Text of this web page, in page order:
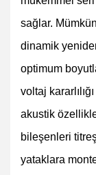
sağlar.
dinamik
optimum
voltaj
akustik
bileşenleri
yataklara